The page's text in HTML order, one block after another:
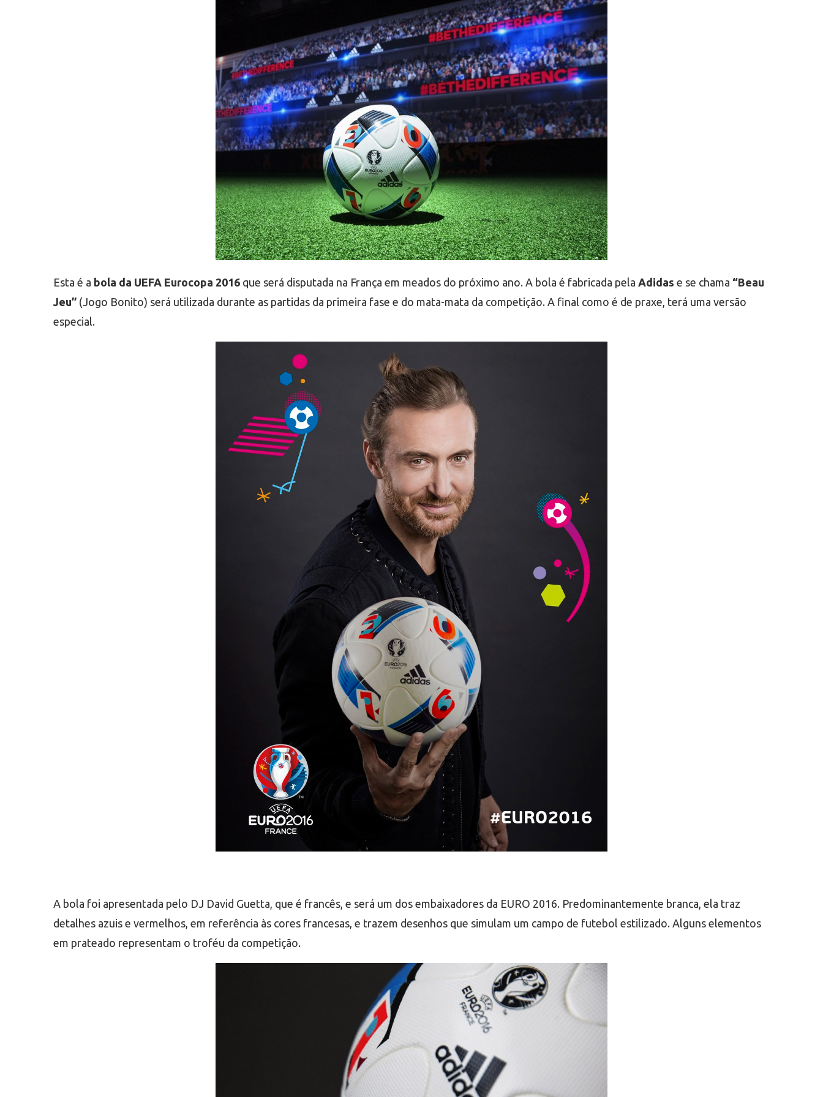
Esta é a bola da UEFA Eurocopa 2016 que será disputada na França em meados do próximo ano. A bola é fabricada pela Adidas e se chama “Beau
Jeu” (Jogo Bonito) será utilizada durante as partidas da primeira fase e do mata-mata da competição. A final como é de praxe, terá uma versão
especial.
A bola foi apresentada pelo DJ David Guetta, que é francês, e será um dos embaixadores da EURO 2016. Predominantemente branca, ela traz
detalhes azuis e vermelhos, em referência às cores francesas, e trazem desenhos que simulam um campo de futebol estilizado. Alguns elementos
em prateado representam o troféu da competição.